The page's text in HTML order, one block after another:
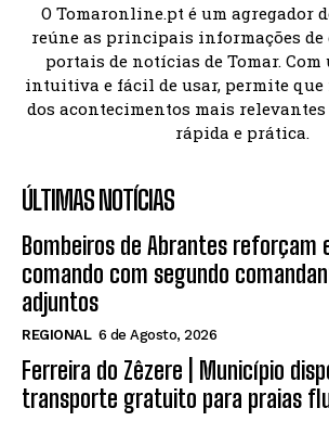
O Tomaronline.pt é um agregador
reúne as principais informações de
portais de notícias de Tomar.
intuitiva e fácil de usar, permite que
dos acontecimentos mais relevantes
rápida e prática.
ÚLTIMAS NOTÍCIAS
Bombeiros de Abrantes reforçam
comando com segundo
adjuntos
REGIONAL 6 de Agosto, 2026
Ferreira do Zêzere | Município
transporte gratuito para praias